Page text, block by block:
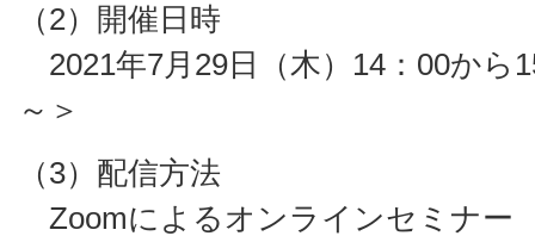
（2）開催日時
2021年7月29日（木）14：00か
～＞
（3）配信方法
Zoomによるオンラインセミナー